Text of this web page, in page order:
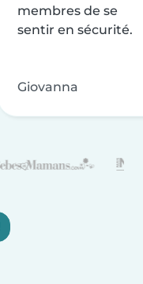
membres de se
sentir en sécurité.
Giovanna